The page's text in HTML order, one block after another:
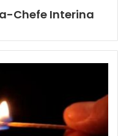
Chefe Interina